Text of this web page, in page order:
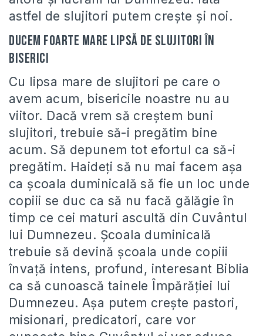
astfel de slujitori putem crește și noi.
Ducem foarte mare lipsă de slujitori în
biserici
Cu lipsa mare de slujitori pe care o
avem acum, bisericile noastre nu au
viitor. Dacă vrem să creștem buni
slujitori, trebuie să-i pregătim bine
acum. Să depunem tot efortul ca să-i
pregătim. Haideți să nu mai facem așa
ca școala duminicală să fie un loc unde
copiii se duc ca să nu facă gălăgie în
timp ce cei maturi ascultă din Cuvântul
lui Dumnezeu. Școala duminicală
trebuie să devină școala unde copiii
învață intens, profund, interesant Biblia
ca să cunoască tainele Împărăției lui
Dumnezeu. Așa putem crește pastori,
misionari, predicatori, care vor